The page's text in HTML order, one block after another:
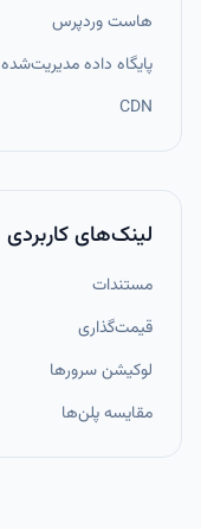
هاست وردپرس
پایگاه داده مدیریت‌شده
CDN
لینک‌های کاربردی
مستندات
قیمت‌گذاری
لوکیشن سرورها
مقایسه پلن‌ها